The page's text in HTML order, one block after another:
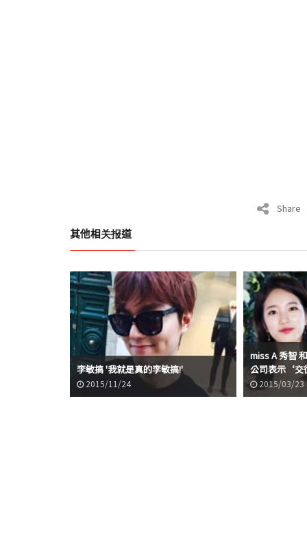
Share
其他相关报道
李敏搞 '我就是真的李敏搞!'
2015/11/24
miss A 秀智
公司表示‘交
2015/03/23